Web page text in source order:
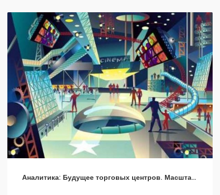
Аналитика: Будущее торговых центров. Масштабное исследование компании A.T. Kearney